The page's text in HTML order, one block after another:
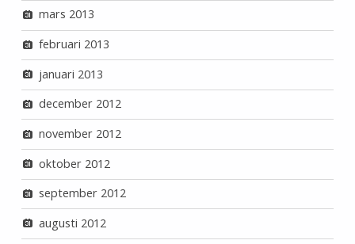
mars 2013
februari 2013
januari 2013
december 2012
november 2012
oktober 2012
september 2012
augusti 2012